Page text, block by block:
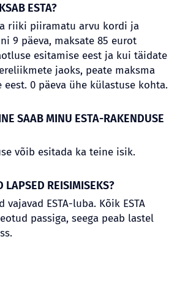
ESTA?
riiki piiramatu arvu kordi ja
9 päeva, maksate 85 eurot
esitamise eest ja kui täidate
jaoks, peate maksma
0 päeva ühe külastuse kohta.
SAAB MINU ESTA-RAKENDUSE
võib esitada ka teine isik.
LAPSED REISIMISEKS?
ESTA-luba. Kõik ESTA
passiga, seega peab lastel